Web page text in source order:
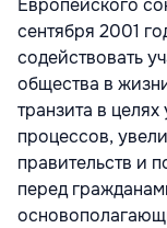
сентября 2001
содействовать
общества в
транзита в
процессов,
правительств и
перед